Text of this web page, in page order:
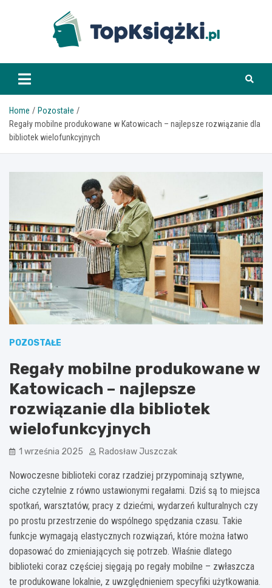
www.topksiazki.pl
Home
Pozostałe
Regały mobilne produkowane w Katowicach – najlepsze rozwiązanie dla
bibliotek wielofunkcyjnych
POZOSTAŁE
Regały mobilne produkowane w
Katowicach – najlepsze
rozwiązanie dla bibliotek
wielofunkcyjnych
1 września 2025 Radosław Juszczak
Nowoczesne biblioteki coraz rzadziej przypominają sztywne,
ciche czytelnie z równo ustawionymi regałami. Dziś są to miejsca
spotkań, warsztatów, pracy z dziećmi, wydarzeń kulturalnych czy
po prostu przestrzenie do wspólnego spędzania czasu. Takie
funkcje wymagają elastycznych rozwiązań, które można łatwo
dopasować do zmieniających się potrzeb. Właśnie dlatego
biblioteki coraz częściej sięgają po regały mobilne – zwłaszcza
te produkowane lokalnie, z uwzględnieniem specyfiki użytkowania.